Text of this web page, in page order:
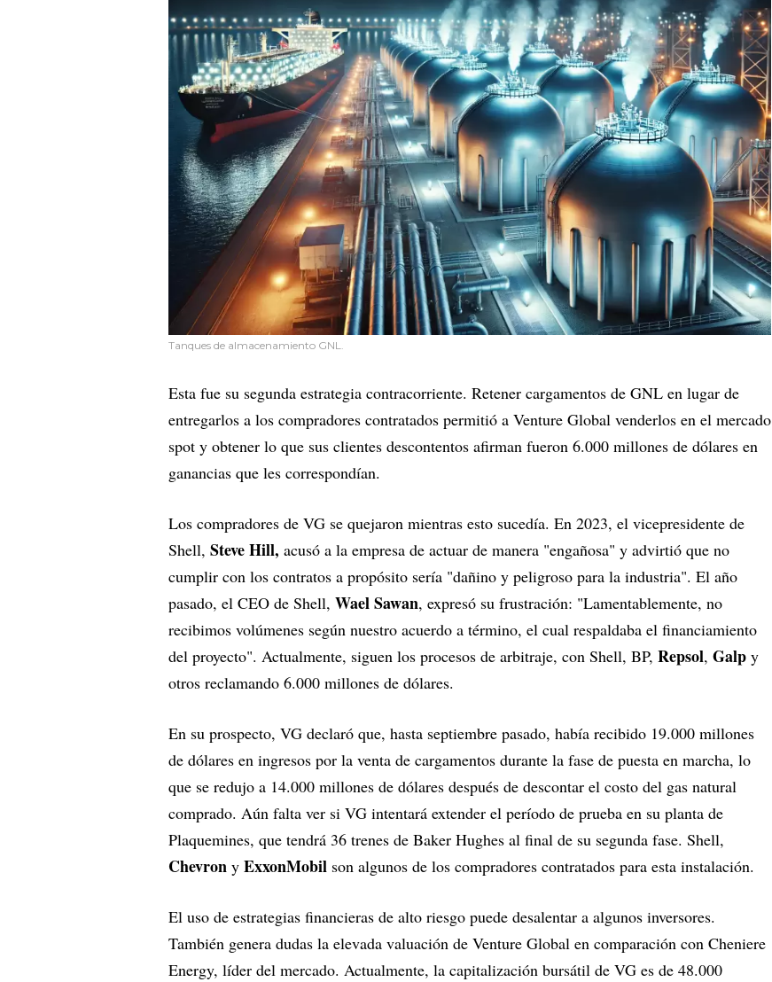
Tanques de almacenamiento GNL.
Esta fue su segunda estrategia contracorriente. Retener cargamentos de GNL en lugar de
entregarlos a los compradores contratados permitió a Venture Global venderlos en el mercado
spot y obtener lo que sus clientes descontentos afirman fueron 6.000 millones de dólares en
ganancias que les correspondían.
Los compradores de VG se quejaron mientras esto sucedía. En 2023, el vicepresidente de
Shell, Steve Hill, acusó a la empresa de actuar de manera "engañosa" y advirtió que no
cumplir con los contratos a propósito sería "dañino y peligroso para la industria". El año
pasado, el CEO de Shell, Wael Sawan, expresó su frustración: "Lamentablemente, no
recibimos volúmenes según nuestro acuerdo a término, el cual respaldaba el financiamiento
del proyecto". Actualmente, siguen los procesos de arbitraje, con Shell, BP, Repsol, Galp y
otros reclamando 6.000 millones de dólares.
En su prospecto, VG declaró que, hasta septiembre pasado, había recibido 19.000 millones
de dólares en ingresos por la venta de cargamentos durante la fase de puesta en marcha, lo
que se redujo a 14.000 millones de dólares después de descontar el costo del gas natural
comprado. Aún falta ver si VG intentará extender el período de prueba en su planta de
Plaquemines, que tendrá 36 trenes de Baker Hughes al final de su segunda fase. Shell,
Chevron y ExxonMobil son algunos de los compradores contratados para esta instalación.
El uso de estrategias financieras de alto riesgo puede desalentar a algunos inversores.
También genera dudas la elevada valuación de Venture Global en comparación con Cheniere
Energy, líder del mercado. Actualmente, la capitalización bursátil de VG es de 48.000